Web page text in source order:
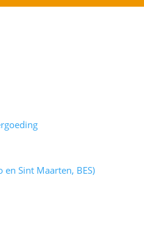
en Sint Maarten, BES)